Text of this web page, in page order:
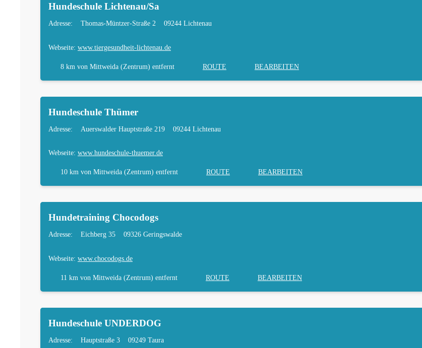
Hundeschule Lichtenau/Sa
Adresse: Thomas-Müntzer-Straße 2 09244 Lichtenau
Webseite: www.tiergesundheit-lichtenau.de
8 km von Mittweida (Zentrum) entfernt ROUTE BEARBEITEN
Hundeschule Thümer
Adresse: Auerswalder Hauptstraße 219 09244 Lichtenau
Webseite: www.hundeschule-thuemer.de
10 km von Mittweida (Zentrum) entfernt ROUTE BEARBEITEN
Hundetraining Chocodogs
Adresse: Eichberg 35 09326 Geringswalde
Webseite: www.chocodogs.de
11 km von Mittweida (Zentrum) entfernt ROUTE BEARBEITEN
Hundeschule UNDERDOG
Adresse: Hauptstraße 3 09249 Taura